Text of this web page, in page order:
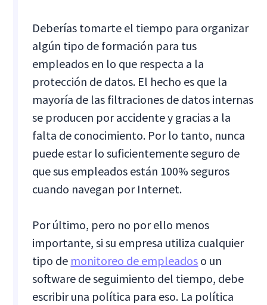
Deberías tomarte el tiempo para organizar
algún tipo de formación para tus
empleados en lo que respecta a la
protección de datos. El hecho es que la
mayoría de las filtraciones de datos internas
se producen por accidente y gracias a la
falta de conocimiento. Por lo tanto, nunca
puede estar lo suficientemente seguro de
que sus empleados están 100% seguros
cuando navegan por Internet.
Por último, pero no por ello menos
importante, si su empresa utiliza cualquier
tipo de monitoreo de empleados o un
software de seguimiento del tiempo, debe
escribir una política para eso. La política